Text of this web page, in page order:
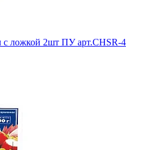
ложкой 2шт ПУ арт.CHSR-4